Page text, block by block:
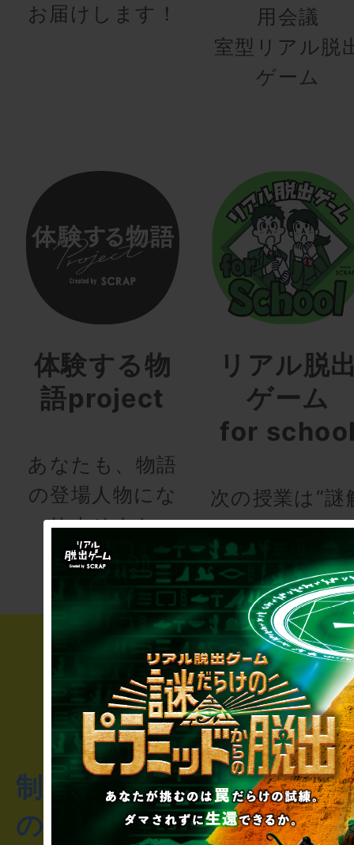
お届けします！
用会議
室型リアル脱
ゲーム
体験する物
語project
あなたも、物語
の登場人物にな
りませんか
リアル脱
ゲーム
for
次の授業は“謎
き”!?
制作のご相談・コラボレ
のお客様からのご質問や